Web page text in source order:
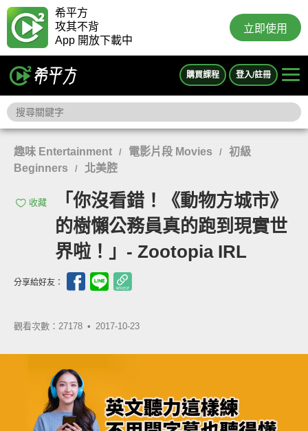
希平方
攻其不背
App 開放下載中
立即使用
購買課程 登入/註冊
趣味 Entertainment / 電影片段 Movies /
初級
Beginners
/ 北美腔
收藏
「你沒看錯！《動物方城市》
的樹懶公務員真的跑到現實世
界啦！」- Zootopia IRL
分享給好友：
觀看次數：27178 • 2017-10-23